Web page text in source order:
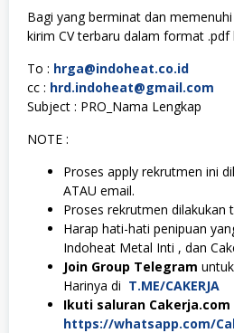
Bagi yang berminat dan
kirim CV terbaru dalam format .pdf
To : hrga@indoheat.co.id
cc : hrd.indoheat@gmail.com
Subject : PRO_Nama Lengkap
NOTE :
Proses apply rekrutmen ini
ATAU email.
Proses rekrutmen dilakukan
Harap hati-hati penipuan
Indoheat Metal Inti , dan
Join Group Telegram
Harinya di T.ME/CAKERJA
Ikuti saluran Cakerja.com
https://whatsapp.com/